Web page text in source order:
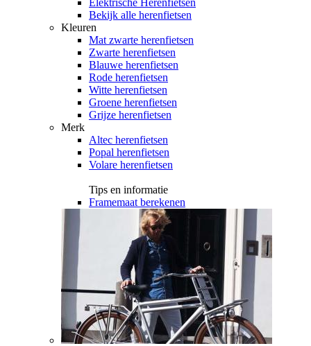
Elektrische Herenfietsen
Bekijk alle herenfietsen
Kleuren
Mat zwarte herenfietsen
Zwarte herenfietsen
Blauwe herenfietsen
Rode herenfietsen
Witte herenfietsen
Groene herenfietsen
Grijze herenfietsen
Merk
Altec herenfietsen
Popal herenfietsen
Volare herenfietsen
Tips en informatie
Framemaat berekenen